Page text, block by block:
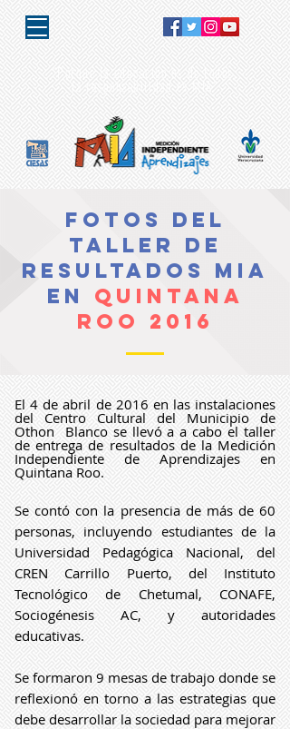
"Porque la educación es de todos,
la responsabilidad es MIA"
Fotos del
Taller de
Resultados MIA
en Quintana
Roo 2016
El 4 de abril de 2016 en las instalaciones
del Centro Cultural del Municipio de
Othon Blanco se llevó a a cabo el taller
de entrega de resultados de la Medición
Independiente de Aprendizajes en
Quintana Roo.
Se contó con la presencia de más de 60
personas, incluyendo estudiantes de la
Universidad Pedagógica Nacional, del
CREN Carrillo Puerto, del Instituto
Tecnológico de Chetumal, CONAFE,
Sociogénesis AC, y autoridades
educativas.
Se formaron 9 mesas de trabajo donde se
reflexionó en torno a las estrategias que
debe desarrollar la sociedad para mejorar